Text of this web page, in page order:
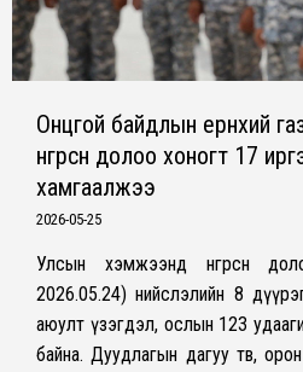
Онцгой байдлын ерөнхий
өнгөрсөн долоо хоногт 17
хамгаалжээ
2026-05-25
Улсын хэмжээнд өнгөрсөн
2026.05.24) нийслэлийн 8
аюулт үзэгдэл, ослын 123
байна. Дуудлагын дагуу төв,